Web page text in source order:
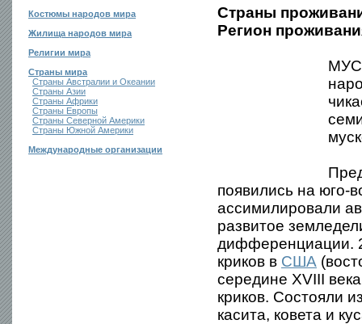
Костюмы народов мира
Жилища народов мира
Религии мира
Страны мира
Страны Австралии и Океании
Страны Азии
Страны Африки
Страны Европы
Страны Северной Америки
Страны Южной Америки
Международные организации
Страны
Регион
появились на юго-
ассимилировали
развитое
дифференциации.
криков в США
середине XVIII
криков. Состояли
касита, ковета и